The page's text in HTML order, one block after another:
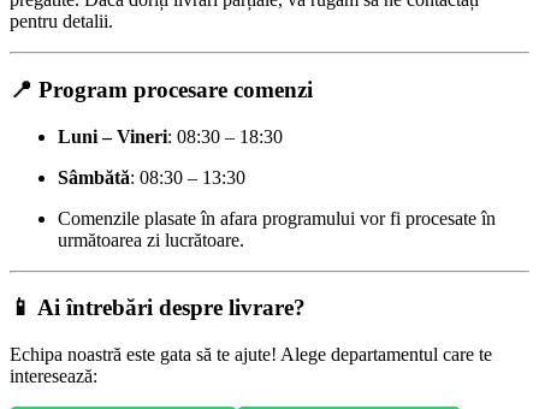
pentru detalii.
📍 Program procesare comenzi
Luni – Vineri: 08:30 – 18:30
Sâmbătă: 08:30 – 13:30
Comenzile plasate în afara programului vor fi procesate în
următoarea zi lucrătoare.
📱 Ai întrebări despre livrare?
Echipa noastră este gata să te ajute! Alege departamentul care te
interesează: